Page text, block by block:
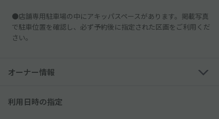
●店舗専用駐車場の中にアキッパスペースがあります。掲載写真
で駐車位置を確認し、必ず予約後に指定された区画をご利用くだ
さい。
オーナー情報
利用日時の指定